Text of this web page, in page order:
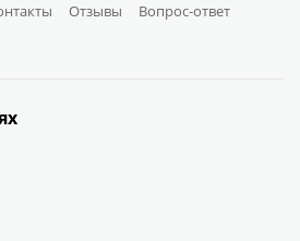
Отзывы
Вопрос-ответ